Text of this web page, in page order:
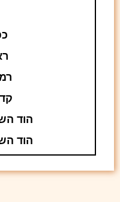
הוד
הוד